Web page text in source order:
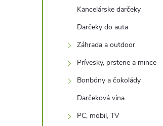
Kancelárske darčeky
Darčeky do auta
Záhrada a outdoor
Prívesky, prstene a mince
Bonbóny a čokolády
Darčeková vína
PC, mobil, TV